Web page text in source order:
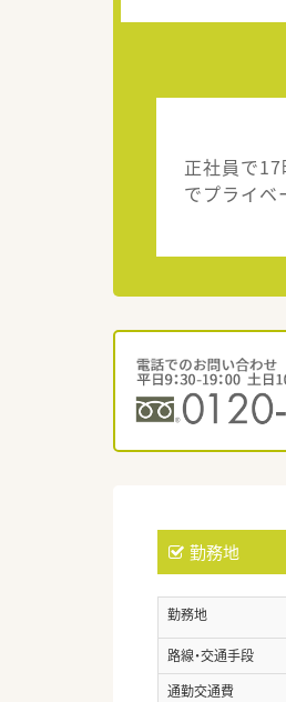
正社員で17
でプライベ
勤務地
勤務地
路線・交通手段
通勤交通費